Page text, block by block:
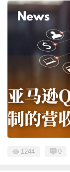
1244 0